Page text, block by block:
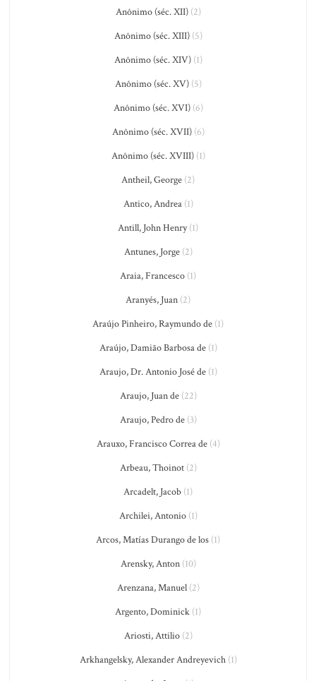
Anônimo (séc. XII)(2)
Anônimo (séc. XIII)(5)
Anônimo (séc. XIV)(1)
Anônimo (séc. XV)(5)
Anônimo (séc. XVI)(6)
Anônimo (séc. XVII)(6)
Anônimo (séc. XVIII)(1)
Antheil, George (2)
Antico, Andrea(1)
Antill, John Henry(1)
Antunes, Jorge(2)
Araia, Francesco (1)
Aranyés, Juan (2)
Araújo Pinheiro, Raymundo de (1)
Araújo, Damião Barbosa de(1)
Araujo, Dr. Antonio José de(1)
Araujo, Juan de(22)
Araujo, Pedro de(3)
Arauxo, Francisco Correa de(4)
Arbeau, Thoinot(2)
Arcadelt, Jacob (1)
Archilei, Antonio(1)
Arcos, Matías Durango de los (1)
Arensky, Anton(10)
Arenzana, Manuel(2)
Argento, Dominick (1)
Ariosti, Attilio(2)
Arkhangelsky, Alexander Andreyevich(1)